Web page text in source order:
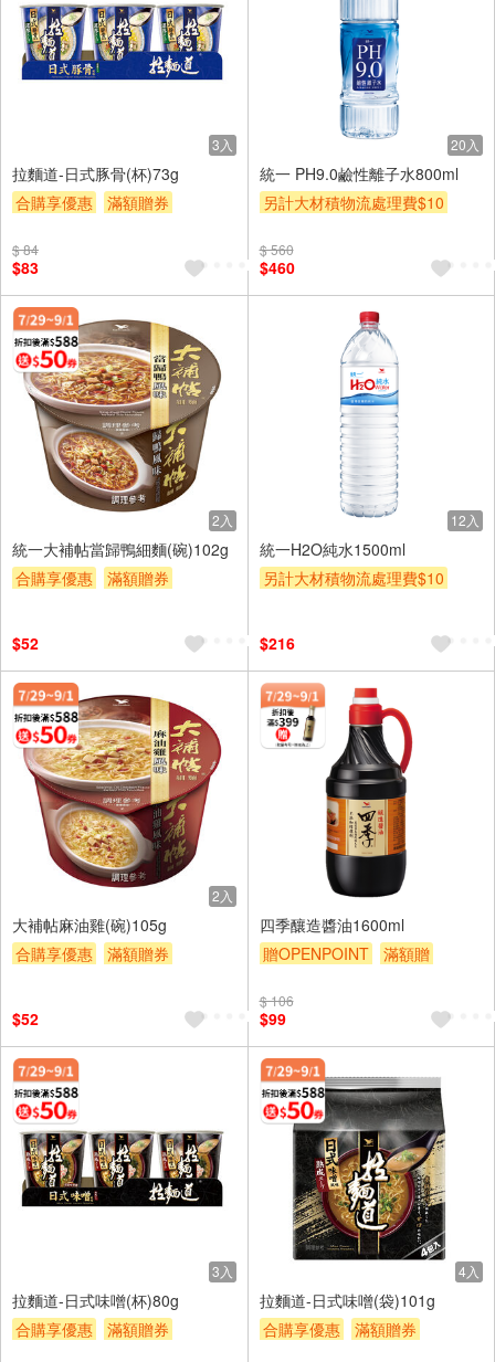
3入
拉麵道-日式豚骨(杯)73g
合購享優惠
滿額贈券
$ 84
$83
20入
統一 PH9.0鹼性離子水800ml
另計大材積物流處理費$10
$ 560
$460
2入
統一大補帖當歸鴨細麵(碗)102g
合購享優惠
滿額贈券
$52
12入
統一H2O純水1500ml
另計大材積物流處理費$10
$216
2入
大補帖麻油雞(碗)105g
合購享優惠
滿額贈券
$52
四季釀造醬油1600ml
贈OPENPOINT
滿額贈
$ 106
$99
3入
拉麵道-日式味噌(杯)80g
合購享優惠
滿額贈券
4入
拉麵道-日式味噌(袋)101g
合購享優惠
滿額贈券